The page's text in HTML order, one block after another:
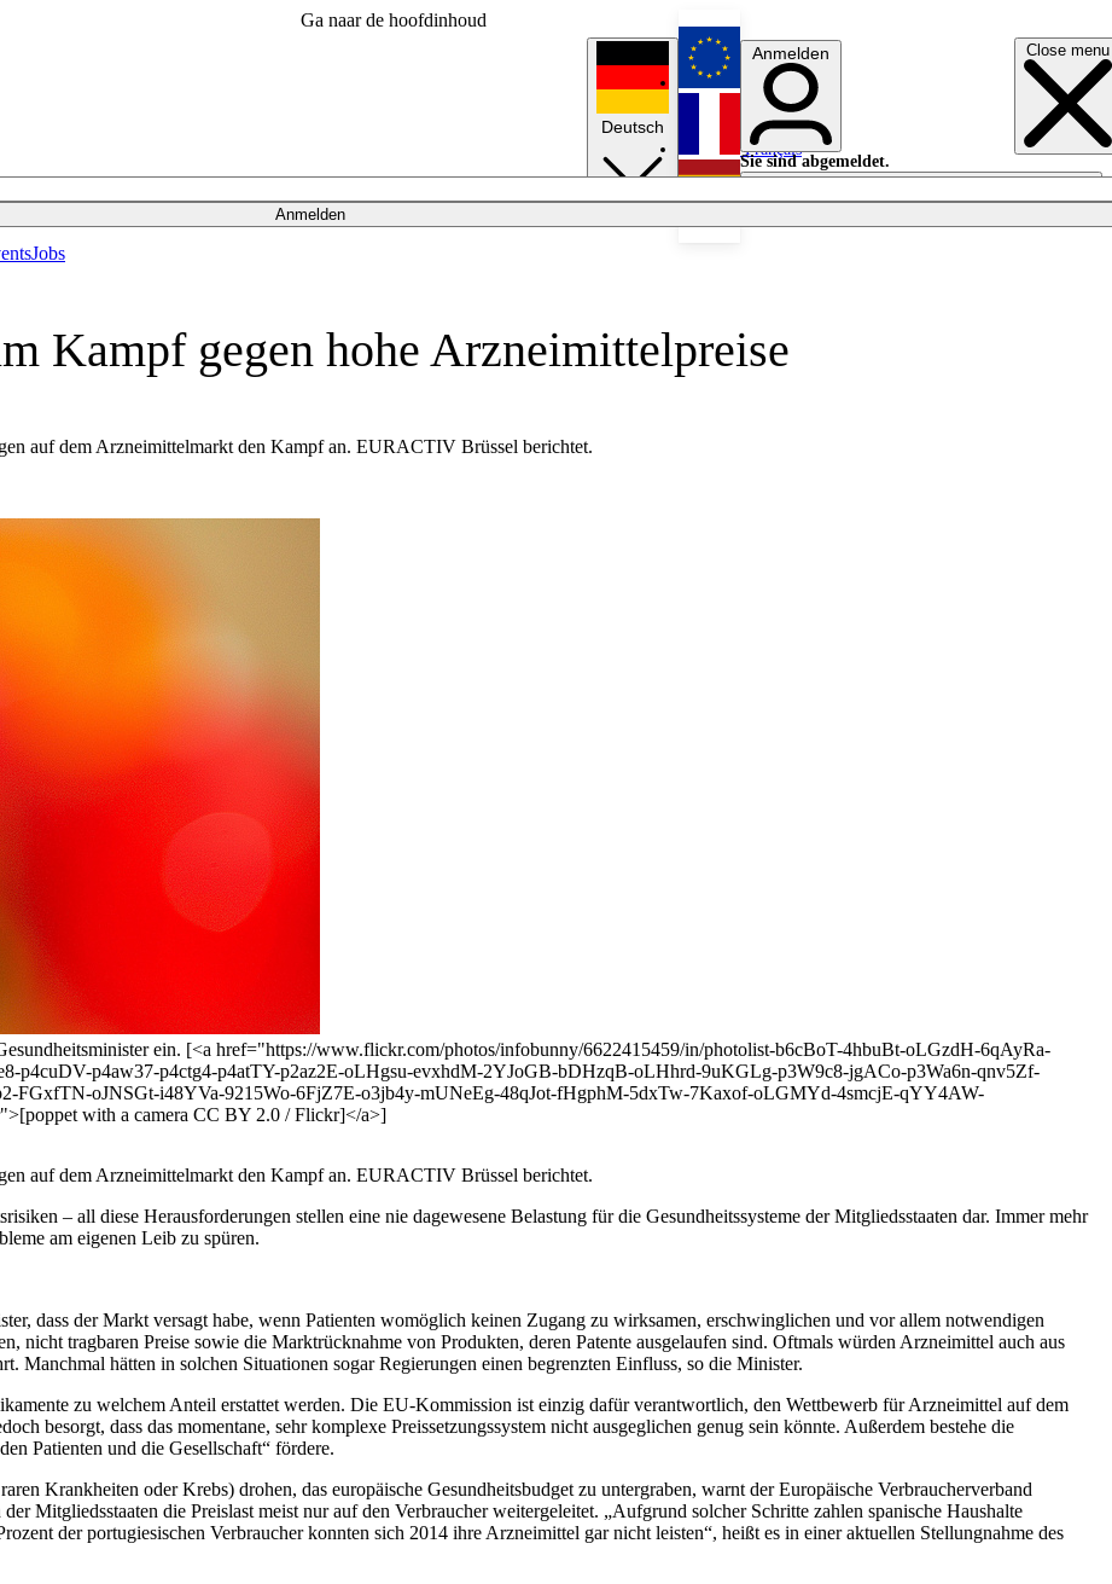
Ga naar de hoofdinhoud
Close menu
Anmelden
Jobs
Deutsch
English
Français
Anmelden
Sie sind abgemeldet.
Anmelden
Licht aus
Kampf gegen hohe Arzneimittelpreise
auf dem Arzneimittelmarkt den Kampf an. EURACTIV Brüssel berichtet.
ein. [<a href="https://www.flickr.com/photos/infobunny/6622415459/in/photolist-b6cBoT-4hbuBt-oLGzdH-6qAyRa-
p4cuDV-p4aw37-p4ctg4-p4atTY-p2az2E-oLHgsu-evxhdM-2YJoGB-bDHzqB-oLHhrd-9uKGLg-p3W9c8-jgACo-p3Wa6n-qnv5Zf-
FGxfTN-oJNSGt-i48YVa-9215Wo-6FjZ7E-o3jb4y-mUNeEg-48qJot-fHgphM-5dxTw-7Kaxof-oLGMYd-4smcjE-qYY4AW-
with a camera CC BY 2.0 / Flickr]</a>]
auf dem Arzneimittelmarkt den Kampf an. EURACTIV Brüssel berichtet.
– all diese Herausforderungen stellen eine nie dagewesene Belastung für die Gesundheitssysteme der Mitgliedsstaaten dar. Immer mehr
am eigenen Leib zu spüren.
dass der Markt versagt habe, wenn Patienten womöglich keinen Zugang zu wirksamen, erschwinglichen und vor allem notwendigen
nicht tragbaren Preise sowie die Marktrücknahme von Produkten, deren Patente ausgelaufen sind. Oftmals würden Arzneimittel auch aus
Manchmal hätten in solchen Situationen sogar Regierungen einen begrenzten Einfluss, so die Minister.
zu welchem Anteil erstattet werden. Die EU-Kommission ist einzig dafür verantwortlich, den Wettbewerb für Arzneimittel auf dem
besorgt, dass das momentane, sehr komplexe Preissetzungssystem nicht ausgeglichen genug sein könnte. Außerdem bestehe die
Patienten und die Gesellschaft“ fördere.
Krankheiten oder Krebs) drohen, das europäische Gesundheitsbudget zu untergraben, warnt der Europäische Verbraucherverband
Mitgliedsstaaten die Preislast meist nur auf den Verbraucher weitergeleitet. „Aufgrund solcher Schritte zahlen spanische Haushalte
der portugiesischen Verbraucher konnten sich 2014 ihre Arzneimittel gar nicht leisten“, heißt es in einer aktuellen Stellungnahme des